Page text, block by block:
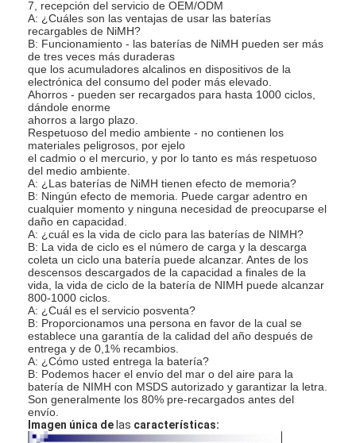
Viaje de la fábrica
Control de calidad
Éntrenos en contacto con
Noticias
Chatea Ahora
batería del litio lifepo4
baterías recargables de la ión de litio
De polímero de litio
baterías de almacenamiento de energía
Baterías recargables de NiMH
baterías recargables NiCd
LCD cargador de batería
7, recepción del servicio de OEM/ODM
A: ¿Cuáles son las ventajas de usar las baterías
recargables de NiMH?
B: Funcionamiento - las baterías de NiMH pueden ser más
de tres veces más duraderas
que los acumuladores alcalinos en dispositivos de la
electrónica del consumo del poder más elevado.
Ahorros - pueden ser recargados para hasta 1000 ciclos,
dándole enorme
ahorros a largo plazo.
Respetuoso del medio ambiente - no contienen los
materiales peligrosos, por ejelo
el cadmio o el mercurio, y por lo tanto es más respetuoso
del medio ambiente.
A: ¿Las baterías de NiMH tienen efecto de memoria?
B: Ningún efecto de memoria. Puede cargar adentro en
cualquier momento y ninguna necesidad de preocuparse el
daño en capacidad.
A: ¿cuál es la vida de ciclo para las baterías de NIMH?
B: La vida de ciclo es el número de carga y la descarga
coleta un ciclo una batería puede alcanzar. Antes de los
descensos descargados de la capacidad a finales de la
vida, la vida de ciclo de la batería de NIMH puede alcanzar
800-1000 ciclos.
A: ¿Cuál es el servicio posventa?
B: Proporcionamos una persona en favor de la cual se
establece una garantía de la calidad del año después de
entrega y de 0,1% recambios.
A: ¿Cómo usted entrega la batería?
B: Podemos hacer el envío del mar o del aire para la
batería de NIMH con MSDS autorizado y garantizar la letra.
Son generalmente los 80% pre-recargados antes del
envío.
Imagen única de las características: